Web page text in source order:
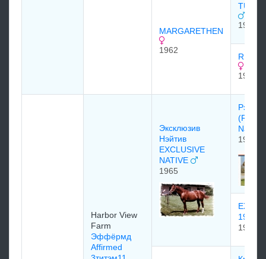
MARGARETHEN
1962
1949
RUSS-
1956
Harbor View
Farm
Эффёрмд
Affirmed
Эксклюзив
Нэйтив
EXCLUSIVE
NATIVE
1965
Рэйз э
(Raise
1961
1953
1953